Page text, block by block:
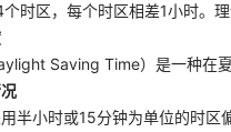
时区，每个时区相差1小时。
Saving Time）是一种在
半小时或15分钟为单位的时